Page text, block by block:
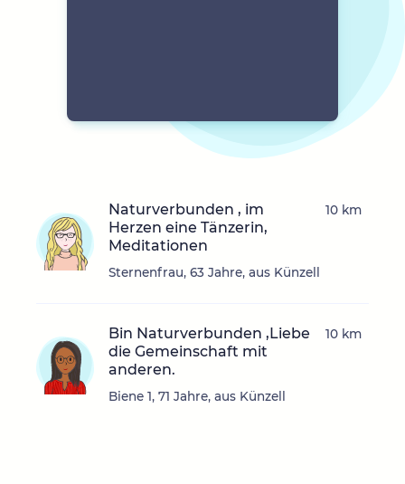
Naturverbunden , im
Herzen eine Tänzerin,
Meditationen
Sternenfrau, 63 Jahre, aus Künzell
10 km
Bin Naturverbunden ,Liebe
die Gemeinschaft mit
anderen.
Biene 1, 71 Jahre, aus Künzell
10 km